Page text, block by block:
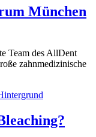
München
Team des AllDent
zahnmedizinische